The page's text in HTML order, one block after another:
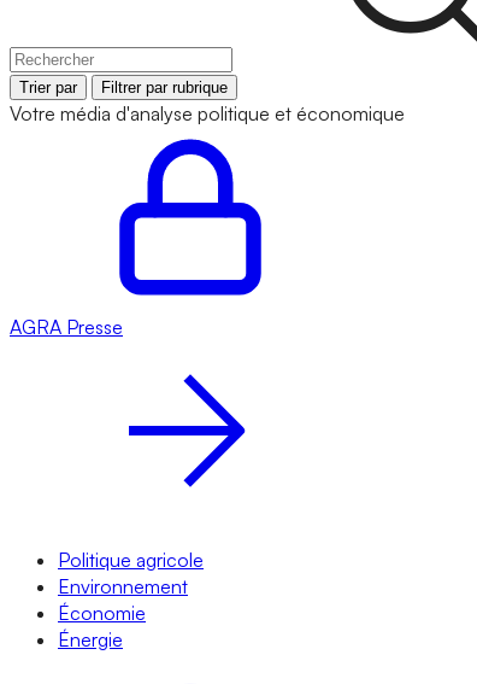
Trier par Filtrer par rubrique
Votre média d'analyse politique et économique
AGRA Presse
Politique agricole
Environnement
Économie
Énergie